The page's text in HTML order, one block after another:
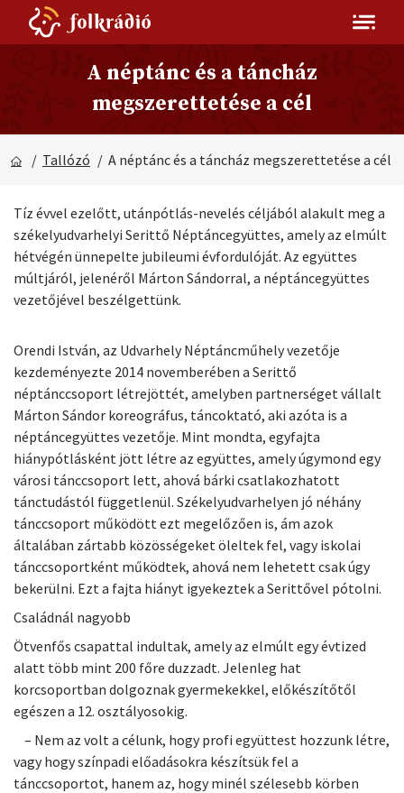
A néptánc és a táncház
megszerettetése a cél
/ Tallózó / A néptánc és a táncház megszerettetése a cél
Tíz évvel ezelőtt, utánpótlás-nevelés céljából alakult meg a
székelyudvarhelyi Serittő Néptáncegyüttes, amely az elmúlt
hétvégén ünnepelte jubileumi évfordulóját. Az együttes
múltjáról, jelenéről Márton Sándorral, a néptáncegyüttes
vezetőjével beszélgettünk.
Orendi István, az Udvarhely Néptáncműhely vezetője
kezdeményezte 2014 novemberében a Serittő
néptánccsoport létrejöttét, amelyben partnerséget vállalt
Márton Sándor koreográfus, táncoktató, aki azóta is a
néptáncegyüttes vezetője. Mint mondta, egyfajta
hiánypótlásként jött létre az együttes, amely úgymond egy
városi tánccsoport lett, ahová bárki csatlakozhatott
tánctudástól függetlenül. Székelyudvarhelyen jó néhány
tánccsoport működött ezt megelőzően is, ám azok
általában zártabb közösségeket öleltek fel, vagy iskolai
tánccsoportként működtek, ahová nem lehetett csak úgy
bekerülni. Ezt a fajta hiányt igyekeztek a Serittővel pótolni.
Családnál nagyobb
Ötvenfős csapattal indultak, amely az elmúlt egy évtized
alatt több mint 200 főre duzzadt. Jelenleg hat
korcsoportban dolgoznak gyermekekkel, előkészítőtől
egészen a 12. osztályosokig.
– Nem az volt a célunk, hogy profi együttest hozzunk létre,
vagy hogy színpadi előadásokra készítsük fel a
tánccsoportot, hanem az, hogy minél szélesebb körben